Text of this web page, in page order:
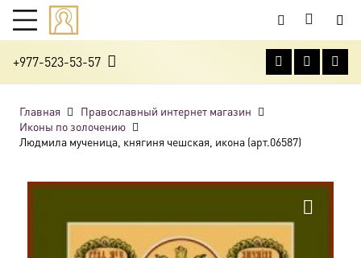
+977-523-53-57
Главная
Православный интернет магазин
Иконы по золочению
Людмила мученица, княгиня чешская, икона (арт.06587)